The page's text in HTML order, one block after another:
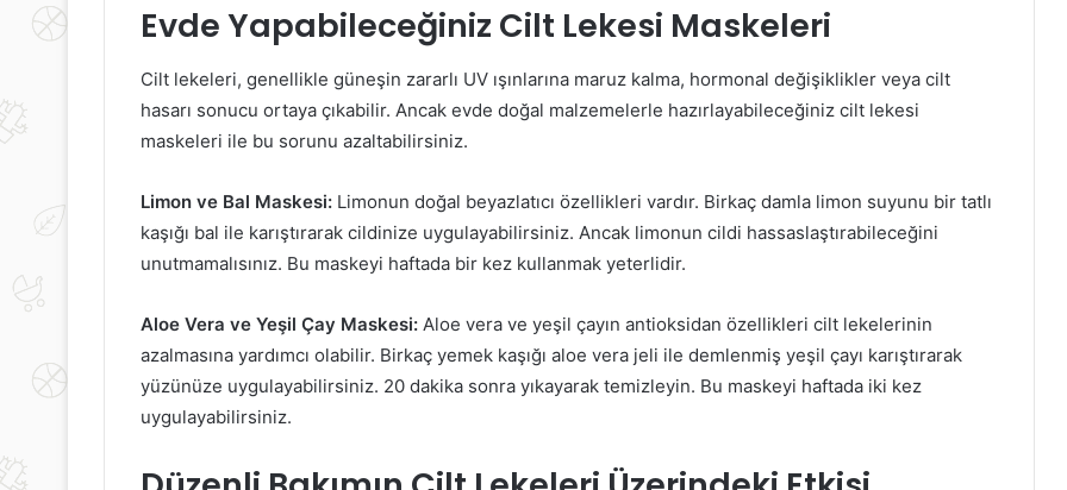
Evde Yapabileceğiniz Cilt Lekesi Maskeleri
Cilt lekeleri, genellikle güneşin zararlı UV ışınlarına maruz kalma, hormonal değişiklikler veya cilt
hasarı sonucu ortaya çıkabilir. Ancak evde doğal malzemelerle hazırlayabileceğiniz cilt lekesi
maskeleri ile bu sorunu azaltabilirsiniz.
Limon ve Bal Maskesi: Limonun doğal beyazlatıcı özellikleri vardır. Birkaç damla limon suyunu bir tatlı
kaşığı bal ile karıştırarak cildinize uygulayabilirsiniz. Ancak limonun cildi hassaslaştırabileceğini
unutmamalısınız. Bu maskeyi haftada bir kez kullanmak yeterlidir.
Aloe Vera ve Yeşil Çay Maskesi: Aloe vera ve yeşil çayın antioksidan özellikleri cilt lekelerinin
azalmasına yardımcı olabilir. Birkaç yemek kaşığı aloe vera jeli ile demlenmiş yeşil çayı karıştırarak
yüzünüze uygulayabilirsiniz. 20 dakika sonra yıkayarak temizleyin. Bu maskeyi haftada iki kez
uygulayabilirsiniz.